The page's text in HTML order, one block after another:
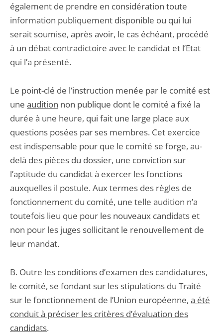
également de prendre en considération toute
information publiquement disponible ou qui lui
serait soumise, après avoir, le cas échéant, procédé
à un débat contradictoire avec le candidat et l’Etat
qui l’a présenté.
Le point-clé de l’instruction menée par le comité est
une audition non publique dont le comité a fixé la
durée à une heure, qui fait une large place aux
questions posées par ses membres. Cet exercice
est indispensable pour que le comité se forge, au-
delà des pièces du dossier, une conviction sur
l’aptitude du candidat à exercer les fonctions
auxquelles il postule. Aux termes des règles de
fonctionnement du comité, une telle audition n’a
toutefois lieu que pour les nouveaux candidats et
non pour les juges sollicitant le renouvellement de
leur mandat.
B. Outre les conditions d’examen des candidatures,
le comité, se fondant sur les stipulations du Traité
sur le fonctionnement de l’Union européenne, a été
conduit à préciser les critères d’évaluation des
candidats.